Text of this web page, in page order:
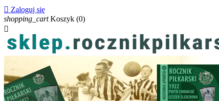
 Zaloguj się
shopping_cart Koszyk (0)
